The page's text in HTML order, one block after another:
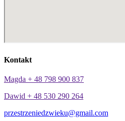
Kontakt
Magda + 48 798 900 837
Dawid + 48 530 290 264
przestrzeniedzwieku@gmail.com